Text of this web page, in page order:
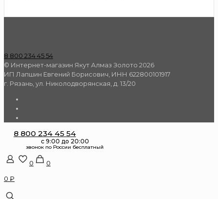
8 800 234 45 54
© Интернет-магазин Якут Алмаз Золото 2026
ИП Лапшин Евгений Борисович, ИНН 622800101917
г. Рязань, ул. Николодворянская, д. 13/20
8 800 234 45 54
0
0
0 ₽